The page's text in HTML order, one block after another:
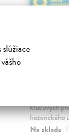
kľúčových
historického
Na sklade